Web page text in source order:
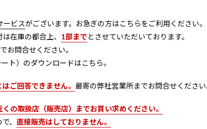
ービスがございます。お急ぎの方はこちらをご利用ください。
在庫の都合上、 1部まで とさせていただいております。
お問合せください。
ト）のダウンロードはこちら。
ご回答できません。 最寄の弊社営業所までお問合せください
の取扱店（販売店）までお買い求めください。
、 直接販売はしておりません。